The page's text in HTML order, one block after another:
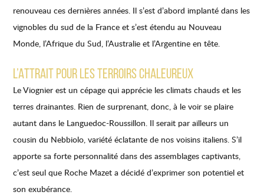
renouveau ces dernières années. Il s’est d’abord implanté dans les
vignobles du sud de la France et s’est étendu au Nouveau
Monde, l’Afrique du Sud, l’Australie et l’Argentine en tête.
L’ATTRAIT POUR LES TERROIRS CHALEUREUX
Le Viognier est un cépage qui apprécie les climats chauds et les
terres drainantes. Rien de surprenant, donc, à le voir se plaire
autant dans le Languedoc-Roussillon. Il serait par ailleurs un
cousin du Nebbiolo, variété éclatante de nos voisins italiens. S’il
apporte sa forte personnalité dans des assemblages captivants,
c’est seul que Roche Mazet a décidé d’exprimer son potentiel et
son exubérance.